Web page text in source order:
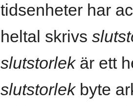
tidsenheter har
heltal skrivs
slutstorlekär ett
slutstorlekbyte